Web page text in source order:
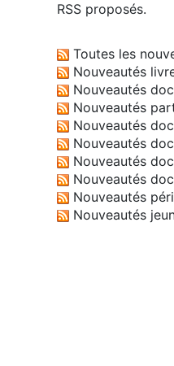
RSS proposés.
Toutes les
Nouveautés
Nouveautés
Nouveautés
Nouveautés
Nouveautés
Nouveautés
Nouveautés
Nouveautés
Nouveautés